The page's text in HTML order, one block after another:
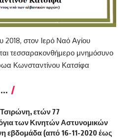
2018, στον Ιερό Ναό Αγίου
τεσσαρακονθήμερο μνημόσυνο
Κωνσταντίνου Κατσίφα
ετών 77
των Κινητών Αστυνομικών
εβδομάδα (από 16-11-2020 έως